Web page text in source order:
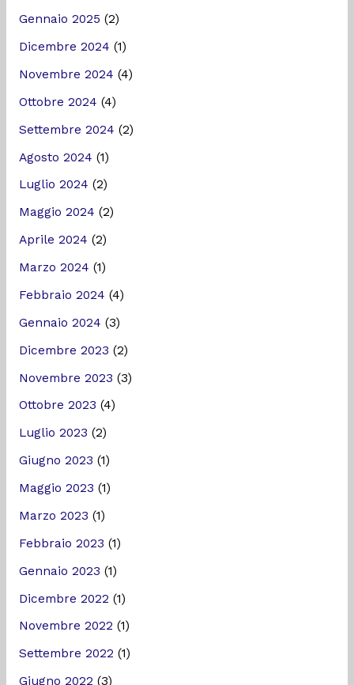
Gennaio 2025 (2)
Dicembre 2024 (1)
Novembre 2024 (4)
Ottobre 2024 (4)
Settembre 2024 (2)
Agosto 2024 (1)
Luglio 2024 (2)
Maggio 2024 (2)
Aprile 2024 (2)
Marzo 2024 (1)
Febbraio 2024 (4)
Gennaio 2024 (3)
Dicembre 2023 (2)
Novembre 2023 (3)
Ottobre 2023 (4)
Luglio 2023 (2)
Giugno 2023 (1)
Maggio 2023 (1)
Marzo 2023 (1)
Febbraio 2023 (1)
Gennaio 2023 (1)
Dicembre 2022 (1)
Novembre 2022 (1)
Settembre 2022 (1)
Giugno 2022 (3)